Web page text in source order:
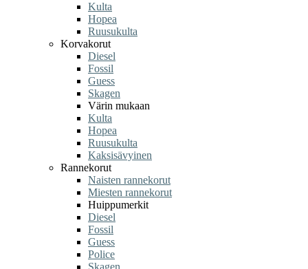
Kulta
Hopea
Ruusukulta
Korvakorut
Diesel
Fossil
Guess
Skagen
Värin mukaan
Kulta
Hopea
Ruusukulta
Kaksisävyinen
Rannekorut
Naisten rannekorut
Miesten rannekorut
Huippumerkit
Diesel
Fossil
Guess
Police
Skagen